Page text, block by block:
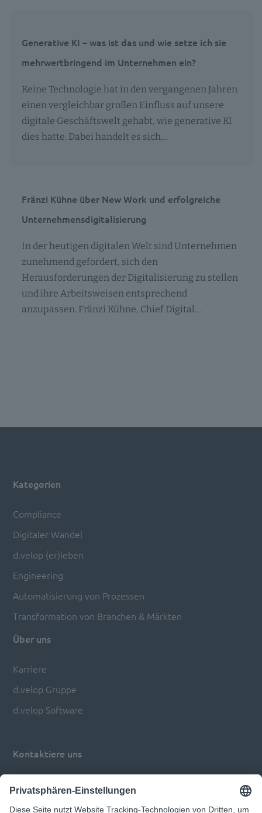
Generative KI – was ist das und wie setze ich sie
mehrwertbringend im Unternehmen ein?
Keine Technologie hat in den vergangenen Jahren
einen vergleichbar großen Einfluss auf unsere
digitale Geschäftswelt gehabt, wie generative KI
dies hatte. Dabei handelt es sich…
Fränzi Kühne über New Work und erfolgreiche
Unternehmensdigitalisierung
In der heutigen digitalen Welt sind Unternehmen
zunehmend gefordert, sich den
Herausforderungen der Digitalisierung zu stellen
und ihre Arbeitsweisen entsprechend
anzupassen. Fränzi Kühne, Chief Digital…
Kategorien
Compliance
Digitaler Wandel
d.velop (er)leben
Engineering
Automatisierung von Prozessen
Transformation von Branchen & Märkten
Über uns
Karriere
d.velop Gruppe
d.velop Software
Kontaktiere uns